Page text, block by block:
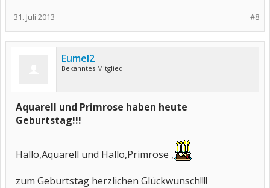
#8
31. Juli 2013
Eumel2
Bekanntes Mitglied
Aquarell und Primrose haben heute
Geburtstag!!!
Hallo,Aquarell und Hallo,Primrose ,
zum Geburtstag herzlichen Glückwunsch!!!!